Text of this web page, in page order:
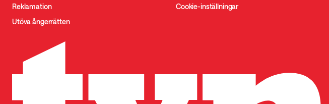
Reklamation
Utöva ångerrätten
Cookie-inställningar